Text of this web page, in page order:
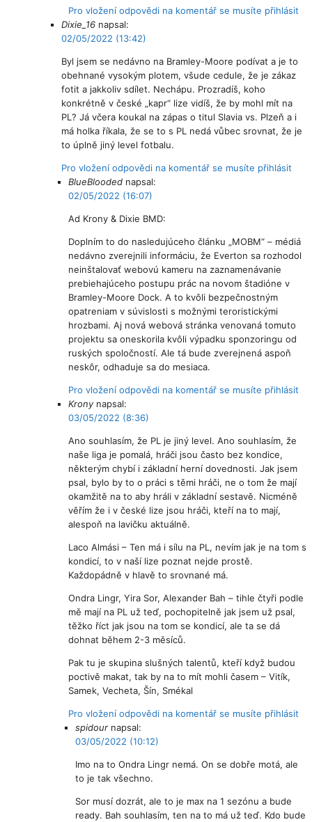
Pro vložení odpovědi na komentář se musíte přihlásit
Dixie_16 napsal:
02/05/2022 (13:42)
Byl jsem se nedávno na Bramley-Moore podívat a je to
obehnané vysokým plotem, všude cedule, že je zákaz
fotit a jakkoliv sdílet. Nechápu. Prozradíš, koho
konkrétně v české „kapr“ lize vidíš, že by mohl mít na
PL? Já včera koukal na zápas o titul Slavia vs. Plzeň a i
má holka říkala, že se to s PL nedá vůbec srovnat, že je
to úplně jiný level fotbalu.
Pro vložení odpovědi na komentář se musíte přihlásit
BlueBlooded napsal:
02/05/2022 (16:07)
Ad Krony & Dixie BMD:
Doplním to do nasledujúceho článku „MOBM“ – médiá
nedávno zverejnili informáciu, že Everton sa rozhodol
neinštalovať webovú kameru na zaznamenávanie
prebiehajúceho postupu prác na novom štadióne v
Bramley-Moore Dock. A to kvôli bezpečnostným
opatreniam v súvislosti s možnými teroristickými
hrozbami. Aj nová webová stránka venovaná tomuto
projektu sa oneskorila kvôli výpadku sponzoringu od
ruských spoločností. Ale tá bude zverejnená aspoň
neskôr, odhaduje sa do mesiaca.
Pro vložení odpovědi na komentář se musíte přihlásit
Krony napsal:
03/05/2022 (8:36)
Ano souhlasím, že PL je jiný level. Ano souhlasím, že
naše liga je pomalá, hráči jsou často bez kondice,
některým chybí i základní herní dovednosti. Jak jsem
psal, bylo by to o práci s těmi hráči, ne o tom že mají
okamžitě na to aby hráli v základní sestavě. Nicméně
věřím že i v české lize jsou hráči, kteří na to mají,
alespoň na lavičku aktuálně.
Laco Almási – Ten má i sílu na PL, nevím jak je na tom s
kondicí, to v naší lize poznat nejde prostě.
Každopádně v hlavě to srovnané má.
Ondra Lingr, Yira Sor, Alexander Bah – tihle čtyři podle
mě mají na PL už teď, pochopitelně jak jsem už psal,
těžko říct jak jsou na tom se kondicí, ale ta se dá
dohnat během 2-3 měsíců.
Pak tu je skupina slušných talentů, kteří když budou
poctivě makat, tak by na to mít mohli časem – Vitík,
Samek, Vecheta, Šín, Smékal
Pro vložení odpovědi na komentář se musíte přihlásit
spidour napsal:
03/05/2022 (10:12)
Imo na to Ondra Lingr nemá. On se dobře motá, ale
to je tak všechno.
Sor musí dozrát, ale to je max na 1 sezónu a bude
ready. Bah souhlasím, ten na to má už teď. Kdo bude